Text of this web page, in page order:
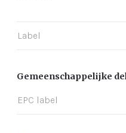
Label
Gemeenschappelijke
EPC label